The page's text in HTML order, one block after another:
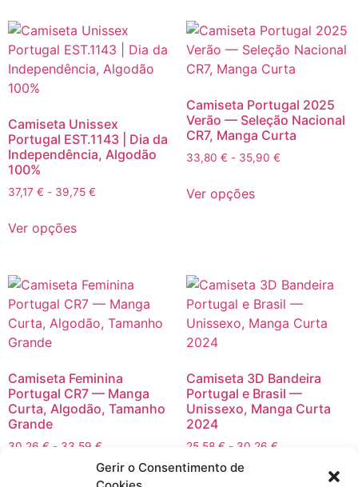
Gerir o Consentimento de
Camiseta Unissex
Portugal EST.1143 | Dia da
Independência, Algodão
100%
37,17 € - 39,75 €
Ver opções
Camiseta Portugal 2025
Verão — Seleção Nacional
CR7, Manga Curta
33,80 € - 35,90 €
Ver opções
Camiseta Feminina
Portugal CR7 — Manga
Curta, Algodão, Tamanho
Grande
30,26 € - 33,59 €
Camiseta 3D Bandeira
Portugal e Brasil —
Unissexo, Manga Curta
2024
25,58 € - 30,26 €